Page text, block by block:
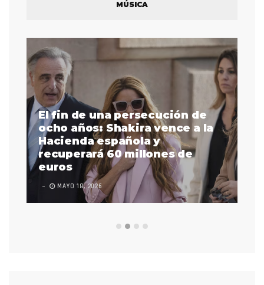
MÚSICA
El fin de una persecución de
ocho años: Shakira vence a la
Hacienda española y
recuperará 60 millones de
euros
MAYO 18, 2026